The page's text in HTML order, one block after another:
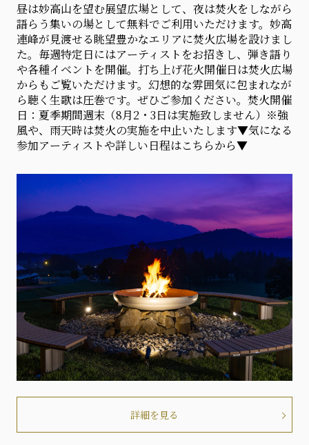
昼は妙高山を望む展望広場として、夜は焚火をしながら
語らう集いの場として無料でご利用いただけます。妙高
連峰が見渡せる眺望豊かなエリアに焚火広場を設けまし
た。毎週特定日にはアーティストをお招きし、弾き語り
や各種イベントを開催。打ち上げ花火開催日は焚火広場
からもご覧いただけます。幻想的な雰囲気に包まれなが
ら聴く生歌は圧巻です。ぜひご参加ください。焚火開催
日：夏季期間週末（8月2・3日は実施致しません）※強
風や、雨天時は焚火の実施を中止いたします▼気になる
参加アーティストや詳しい日程はこちらから▼
詳細を見る